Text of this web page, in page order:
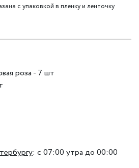
с упаковкой в пленку и ленточку
роза - 7 шт
: с 07:00 утра до 00:00